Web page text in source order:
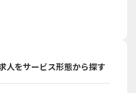
人をサービス形態から探す